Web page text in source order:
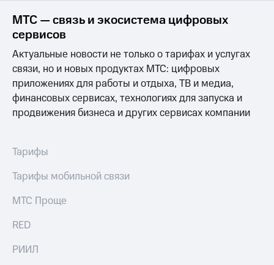
МТС — связь и экосистема цифровых
сервисов
Актуальные новости не только о тарифах и услугах
связи, но и новых продуктах МТС: цифровых
приложениях для работы и отдыха, ТВ и медиа,
финансовых сервисах, технологиях для запуска и
продвижения бизнеса и других сервисах компании
Тарифы
Тарифы мобильной связи
МТС Проще
RED
РИИЛ